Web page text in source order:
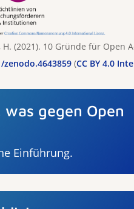
(2021). 10 Gründe für Open
(CC BY 4.0
gegen Open
Einführung.